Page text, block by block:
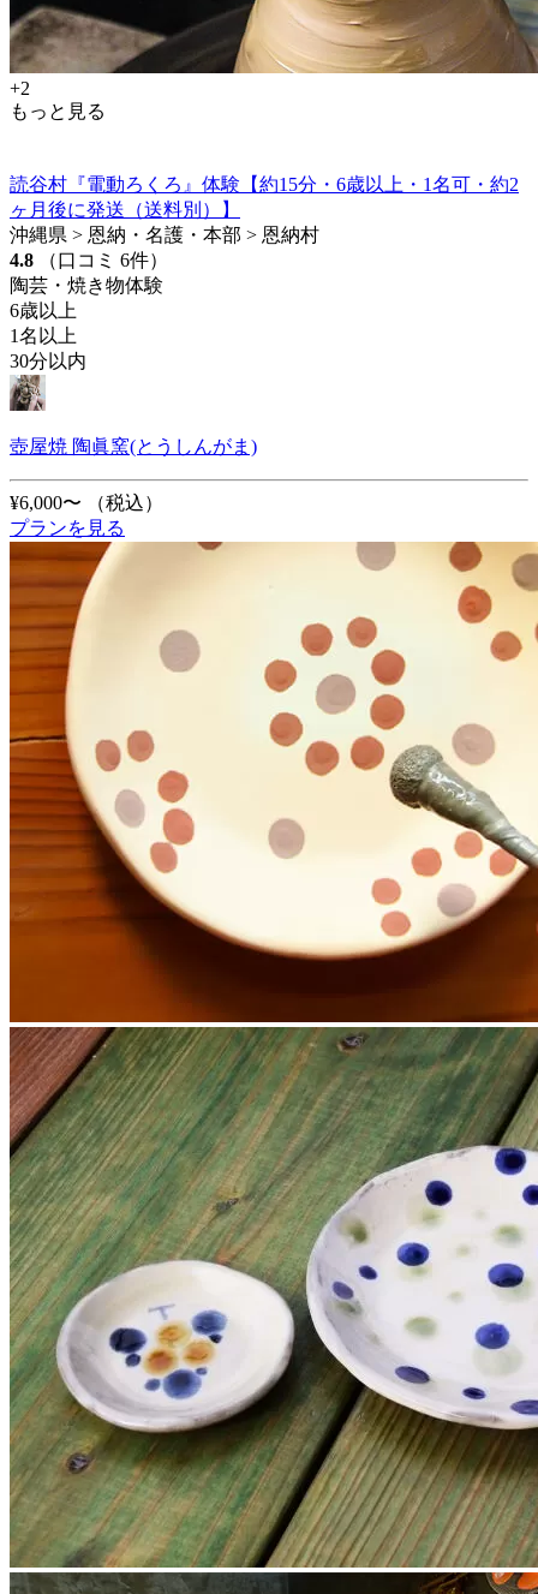
+2
もっと見る
読谷村『電動ろくろ』体験【約15分・6歳以上・1名可・約2
ヶ月後に発送（送料別）】
沖縄県 > 恩納・名護・本部 > 恩納村
4.8
（口コミ 6件）
陶芸・焼き物体験
6歳以上
1名以上
30分以内
壺屋焼 陶眞窯(とうしんがま)
¥6,000〜
（税込）
プランを見る